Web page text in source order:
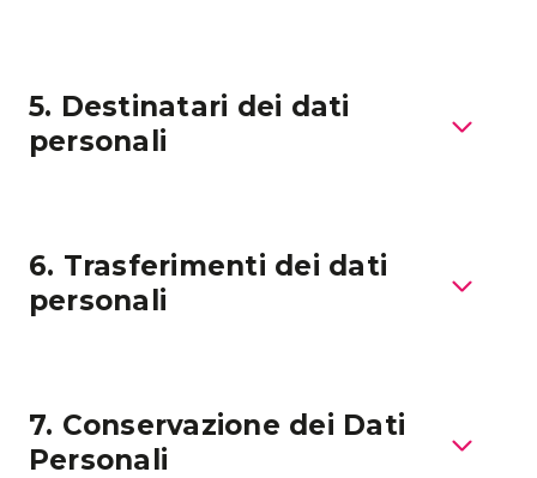
5. Destinatari dei dati
personali
6. Trasferimenti dei dati
personali
7. Conservazione dei Dati
Personali